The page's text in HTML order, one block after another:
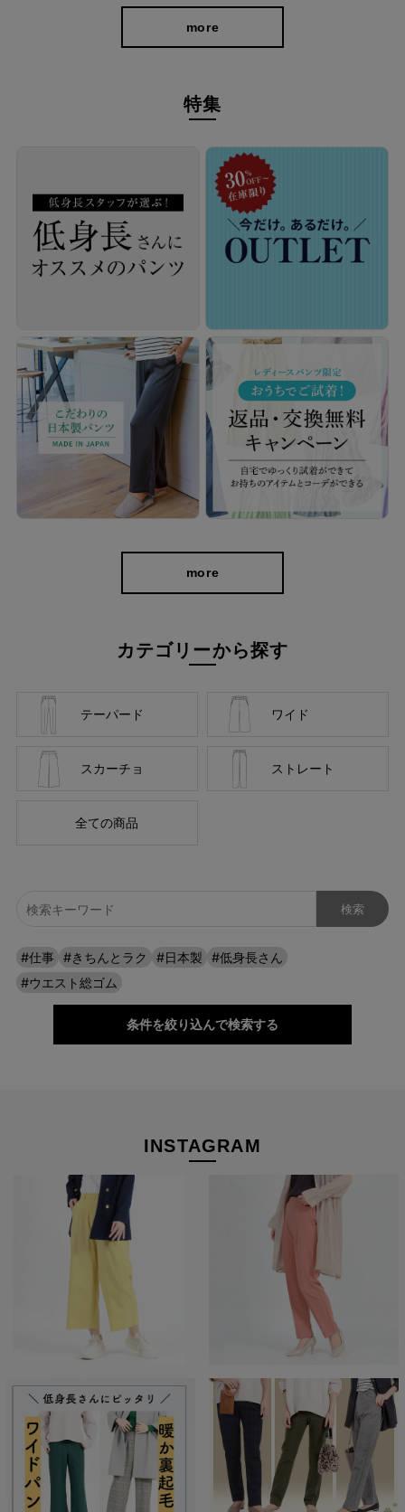
脚のラインをカバーしつつ、すっきりとした印象に。
はやわらかく程よいストレッチで初めて脚を入れる時から快適な
ウエストはゴム仕様でデニム特有の窮屈さもありません。
アクティブに動く日も、気兼ねなく穿いていただけるデニムで
デイリーに使いやすいカラー展開
カラーは3色展開。たっぷり着まわせる定番カラーだから一本持
お好みの気分に合わせて選んでいただけますよ。
more
特集
more
カテゴリーから探す
テーパード ワイド
スカーチョ ストレート
全ての商品
#仕事 #きちんとラク #日本製
#低身長さん
#ウエスト総ゴム
条件を絞り込んで検索する
INSTAGRAM